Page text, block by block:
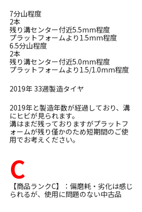
7分山程度
2本
残り溝センター付近5.5mm程度
プラットフォームより1.5mm程度
6.5分山程度
2本
残り溝センター付近5.0mm程度
プラットフォームより1.5/1.0mm程度
2019年 33週製造タイヤ
2019年と製造年数が経過しており、溝
にヒビが見られます。
溝はまだ残っておりますがプラットフ
ォームが残り僅かのため短期間のご使
用でお考えください。
C
【商品ランクC】：偏磨耗・劣化は感じ
られるが、使用に問題のない中古品